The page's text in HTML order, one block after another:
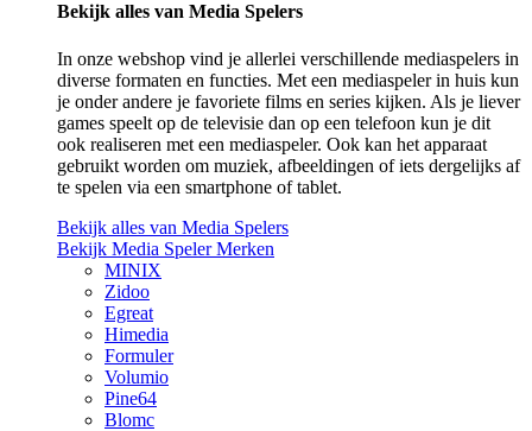
Bekijk alles van Media Spelers
In onze webshop vind je allerlei verschillende mediaspelers in
diverse formaten en functies. Met een mediaspeler in huis kun
je onder andere je favoriete films en series kijken. Als je liever
games speelt op de televisie dan op een telefoon kun je dit
ook realiseren met een mediaspeler. Ook kan het apparaat
gebruikt worden om muziek, afbeeldingen of iets dergelijks af
te spelen via een smartphone of tablet.
Bekijk alles van Media Spelers
Bekijk Media Speler Merken
MINIX
Zidoo
Egreat
Himedia
Formuler
Volumio
Pine64
Blomc